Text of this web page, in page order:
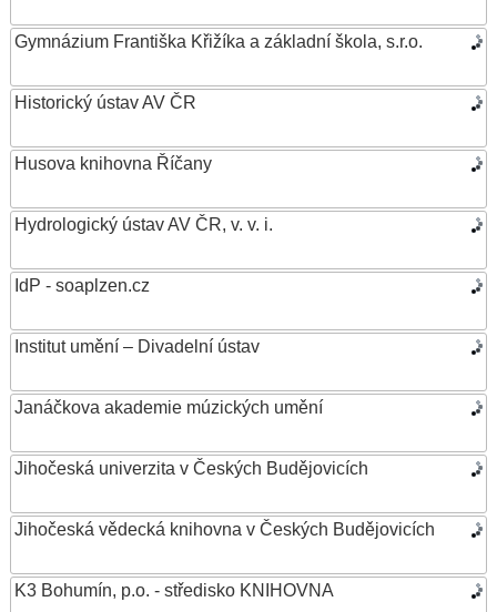
Gymnázium Františka Křižíka a základní škola, s.r.o.
Historický ústav AV ČR
Husova knihovna Říčany
Hydrologický ústav AV ČR, v. v. i.
IdP - soaplzen.cz
Institut umění – Divadelní ústav
Janáčkova akademie múzických umění
Jihočeská univerzita v Českých Budějovicích
Jihočeská vědecká knihovna v Českých Budějovicích
K3 Bohumín, p.o. - středisko KNIHOVNA